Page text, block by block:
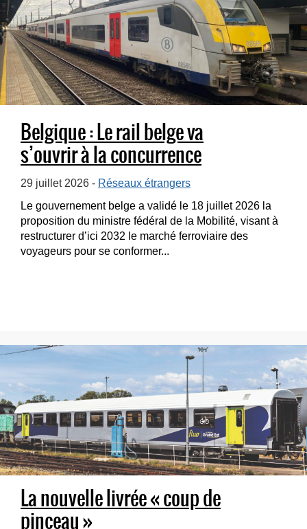
Belgique : Le rail belge va
s’ouvrir à la concurrence
29 juillet 2026 - Réseaux étrangers
Le gouvernement belge a validé le 18 juillet 2026 la
proposition du ministre fédéral de la Mobilité, visant à
restructurer d’ici 2032 le marché ferroviaire des
voyageurs pour se conformer...
La nouvelle livrée « coup de
pinceau »